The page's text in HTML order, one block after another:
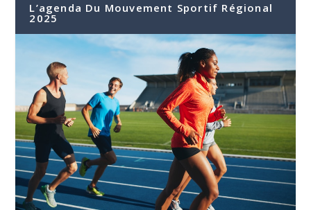
L’agenda Du Mouvement Sportif Régional
2025